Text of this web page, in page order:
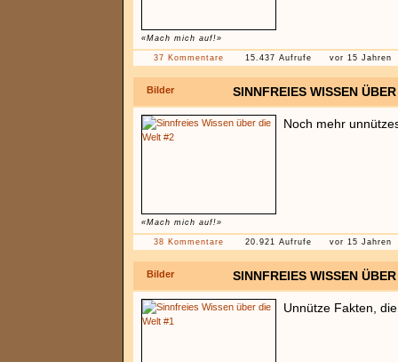
«Mach mich auf!»
37 Kommentare 15.437 Aufrufe vor 15 Jahren
Bilder SINNFREIES WISSEN
«Mach mich auf!»
Noch mehr
38 Kommentare 20.921 Aufrufe vor 15 Jahren
Bilder SINNFREIES WISSEN
Unnütze Fakten,